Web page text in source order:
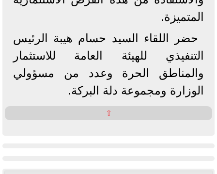
المتميزة.
حضر اللقاء السيد حسام هيبة الرئيس
التنفيذي للهيئة العامة للاستثمار
والمناطق الحرة وعدد من مسؤولي
الوزارة ومجموعة دلة البركة.
⇧